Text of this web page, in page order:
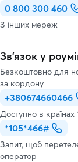
0 800 300 460
З інших мереж
Зв’язок у
Безкоштовно для
за кордону
+380674660466
Доступно в країнах
*105*466#
Запит, щоб
оператор